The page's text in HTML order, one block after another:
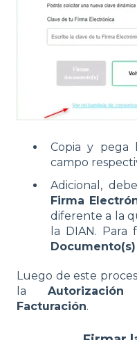
Copia y pega
campo
Adicional,
Firma
diferente a la
la DIAN.
Para
Documento(s)
Luego de este
la
Facturación.